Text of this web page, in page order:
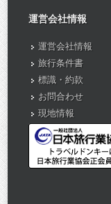
運営会社情報
運営会社情報
旅行条件書
標識・約款
お問合わせ
現地情報